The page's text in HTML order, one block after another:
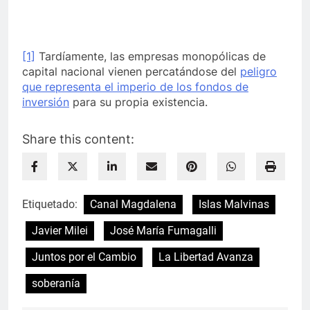
[1] Tardíamente, las empresas monopólicas de
capital nacional vienen percatándose del peligro
que representa el imperio de los fondos de
inversión para su propia existencia.
Share this content:
Etiquetado: Canal Magdalena
Islas Malvinas
Javier Milei
José María Fumagalli
Juntos por el Cambio
La Libertad Avanza
soberanía